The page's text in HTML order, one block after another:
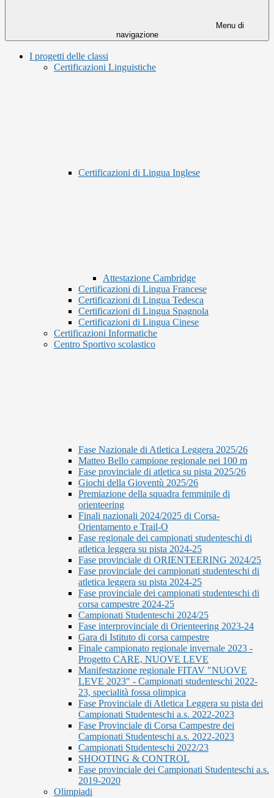
Menu di
navigazione
I progetti delle classi
Certificazioni Linguistiche
Certificazioni di Lingua Inglese
Attestazione Cambridge
Certificazioni di Lingua Francese
Certificazioni di Lingua Tedesca
Certificazioni di Lingua Spagnola
Certificazioni di Lingua Cinese
Certificazioni Informatiche
Centro Sportivo scolastico
Fase Nazionale di Atletica Leggera 2025/26
Matteo Bello campione regionale nei 100 m
Fase provinciale di atletica su pista 2025/26
Giochi della Gioventù 2025/26
Premiazione della squadra femminile di
orienteering
Finali nazionali 2024/2025 di Corsa-
Orientamento e Trail-O
Fase regionale dei campionati studenteschi di
atletica leggera su pista 2024-25
Fase provinciale di ORIENTEERING 2024/25
Fase provinciale dei campionati studenteschi di
atletica leggera su pista 2024-25
Fase provinciale dei campionati studenteschi di
corsa campestre 2024-25
Campionati Studenteschi 2024/25
Fase interprovinciale di Orienteering 2023-24
Gara di Istituto di corsa campestre
Finale campionato regionale invernale 2023 -
Progetto CARE, NUOVE LEVE
Manifestazione regionale FITAV "NUOVE
LEVE 2023" - Campionati studenteschi 2022-
23, specialità fossa olimpica
Fase Provinciale di Atletica Leggera su pista dei
Campionati Studenteschi a.s. 2022-2023
Fase Provinciale di Corsa Campestre dei
Campionati Studenteschi a.s. 2022-2023
Campionati Studenteschi 2022/23
SHOOTING & CONTROL
Fase provinciale dei Campionati Studenteschi a.s.
2019-2020
Olimpiadi